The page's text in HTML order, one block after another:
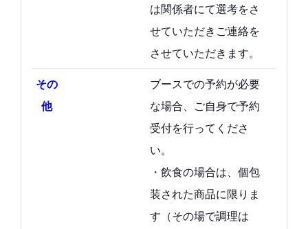
は関係者にて選考をさ
せていただきご連絡を
させていただきます。
その
他
ブースでの予約が必要
な場合、ご自身で予約
受付を行ってくださ
い。
・飲食の場合は、個包
装された商品に限りま
す（その場で調理は